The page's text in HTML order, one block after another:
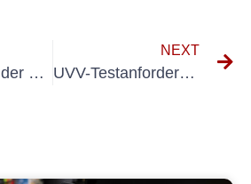
Den Prozess der Prüfung tragbarer elektrischer Geräte verstehen
NEXT
UVV-Testanforderungen für Rolltore verstehen